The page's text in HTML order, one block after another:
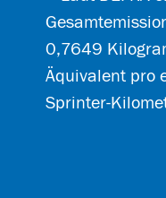
0,7649
Äquivalent pro
Sprinter-